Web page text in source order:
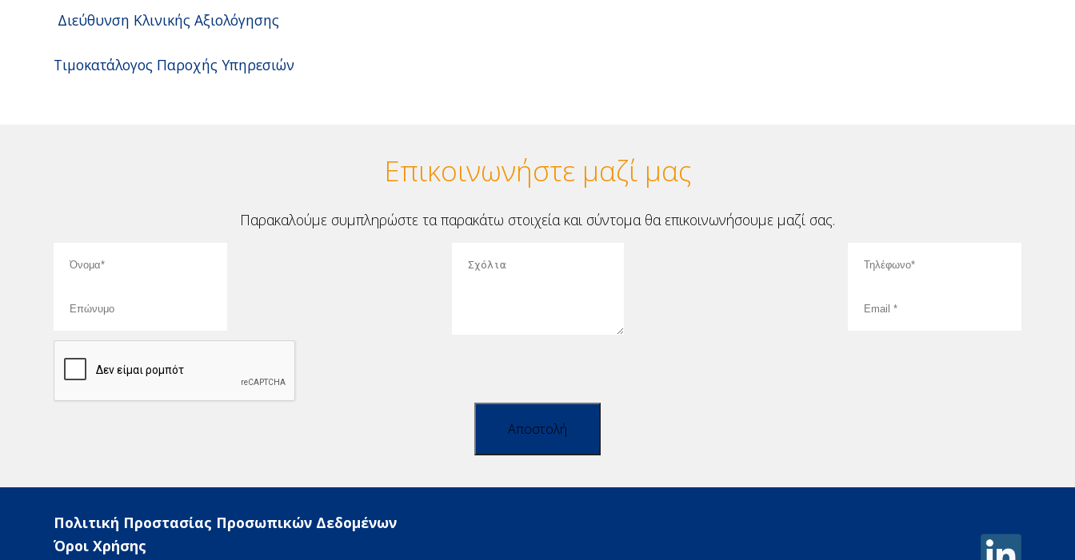
Διεύθυνση Κλινικής Αξιολόγησης
Τιμοκατάλογος Παροχής Υπηρεσιών
Επικοινωνήστε μαζί μας
Παρακαλούμε συμπληρώστε τα παρακάτω στοιχεία και σύντομα θα επικοινωνήσουμε μαζί σας.
Αποστολή
Πολιτική Προστασίας Προσωπικών Δεδομένων
Όροι Χρήσης